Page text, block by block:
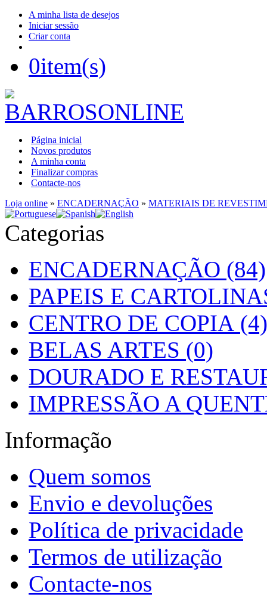
A minha lista de desejos
Iniciar sessão
Criar conta
0item(s)
Página inicial
Novos produtos
A minha conta
Finalizar compras
Contacte-nos
Loja online » ENCADERNAÇÃO » MATERIAIS DE
Categorias
ENCADERNAÇÃO (84)
PAPEIS E
CENTRO DE COPIA (4)
BELAS ARTES (0)
DOURADO E
IMPRESSÃO A
Informação
Quem somos
Envio e devoluções
Política de privacidade
Termos de utilização
Contacte-nos